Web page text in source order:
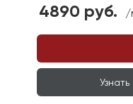
4890 руб. /